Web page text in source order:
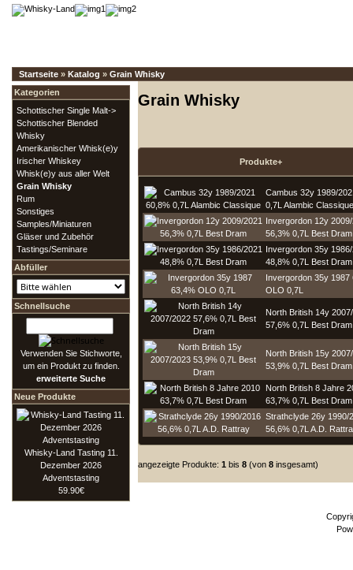
Startseite » Katalog » Grain Whisky
Grain Whisky
Produkte+
Cambus 32y 1989/
0,7L Alambic Classique
Invergordon 12y
56,3% 0,7L Best Dram
Invergordon 35y
48,8% 0,7L Best Dram
Invergordon 35y 1987
OLO 0,7L
North British 14y
57,6% 0,7L Best Dram
North British 15y
53,9% 0,7L Best Dram
North British 8 Jahre
63,7% 0,7L Best Dram
Strathclyde 26y 1990/
56,6% 0,7L A.D.
angezeigte Produkte: 1 bis 8 (von 8 insgesamt)
Kategorien
Schottischer Single Malt->
Schottischer Blended
Whisky
Amerikanischer Whisk(e)y
Irischer Whiskey
Whisk(e)y aus aller Welt
Grain Whisky
Rum
Sonstiges
Samples/Miniaturen
Gläser und Zubehör
Tastings/Seminare
Abfüller
Schnellsuche
Verwenden Sie Stichworte,
um ein Produkt zu finden.
erweiterte Suche
Neue Produkte
Whisky-Land Tasting 11.
Dezember 2026
Adventstasting
59.90€